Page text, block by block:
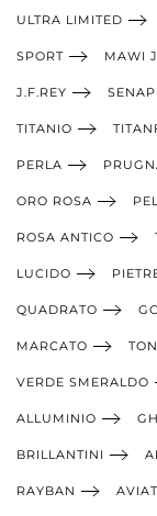
ULTRA LIMITED
SPORT MAWI
J.F.REY
TITANIO
PERLA
ORO ROSA
ROSA ANTICO
LUCIDO
QUADRATO
MARCATO
VERDE SMERALDO
ALLUMINIO
BRILLANTINI
RAYBAN